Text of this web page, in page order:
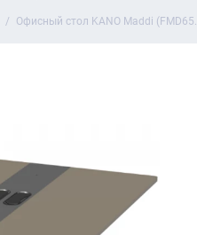
Офисный стол KANO Maddi